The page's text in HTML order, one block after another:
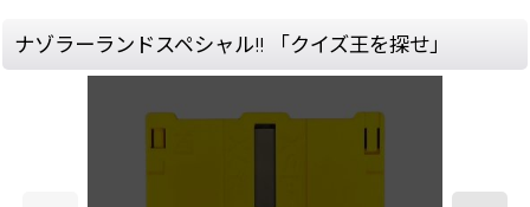
ナゾラーランドスペシャル!! 「クイズ王を探せ」